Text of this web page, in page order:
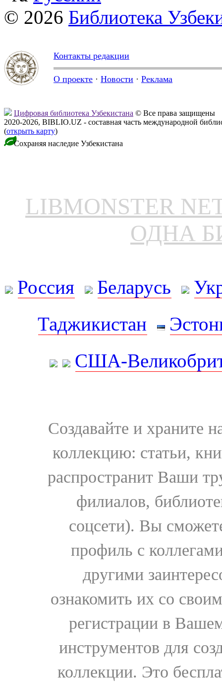
© 2026 Библиотека
Контакты редакции
О проекте · Новости · Реклама
Цифровая библиотека Узбекистана © Все права защищены
2020-2026, BIBLIO.UZ - составная часть международной
(открыть карту)
Сохраняя наследие Узбекистана
LIBMONSTER
ОДНА
Россия Беларусь
Таджикистан
США-
Создавайте и храните
коллекцию: статьи,
распространит Ваши
филиалов,
соцсети). Вы
профиль с
другими
ознакомить их со
регистрации в
инструментов для
коллекции. Это